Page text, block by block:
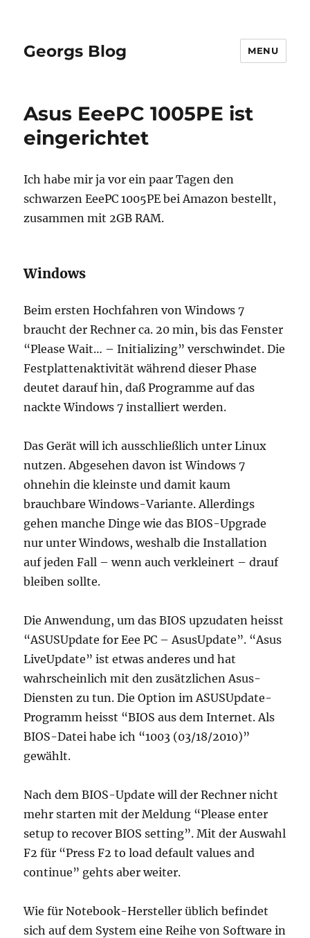
Georgs Blog MENU
Asus EeePC 1005PE ist
eingerichtet
Ich habe mir ja vor ein paar Tagen den
schwarzen EeePC 1005PE bei Amazon bestellt,
zusammen mit 2GB RAM.
Windows
Beim ersten Hochfahren von Windows 7
braucht der Rechner ca. 20 min, bis das Fenster
“Please Wait… – Initializing” verschwindet. Die
Festplattenaktivität während dieser Phase
deutet darauf hin, daß Programme auf das
nackte Windows 7 installiert werden.
Das Gerät will ich ausschließlich unter Linux
nutzen. Abgesehen davon ist Windows 7
ohnehin die kleinste und damit kaum
brauchbare Windows-Variante. Allerdings
gehen manche Dinge wie das BIOS-Upgrade
nur unter Windows, weshalb die Installation
auf jeden Fall – wenn auch verkleinert – drauf
bleiben sollte.
Die Anwendung, um das BIOS upzudaten heisst
“ASUSUpdate for Eee PC – AsusUpdate”. “Asus
LiveUpdate” ist etwas anderes und hat
wahrscheinlich mit den zusätzlichen Asus-
Diensten zu tun. Die Option im ASUSUpdate-
Programm heisst “BIOS aus dem Internet. Als
BIOS-Datei habe ich “1003 (03/18/2010)”
gewählt.
Nach dem BIOS-Update will der Rechner nicht
mehr starten mit der Meldung “Please enter
setup to recover BIOS setting”. Mit der Auswahl
F2 für “Press F2 to load default values and
continue” gehts aber weiter.
Wie für Notebook-Hersteller üblich befindet
sich auf dem System eine Reihe von Software in